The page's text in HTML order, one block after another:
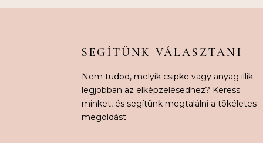
SEGÍTÜNK VÁLASZTANI
Nem tudod, melyik csipke vagy anyag illik
legjobban az elképzelésedhez? Keress
minket, és segítünk megtalálni a tökéletes
megoldást.